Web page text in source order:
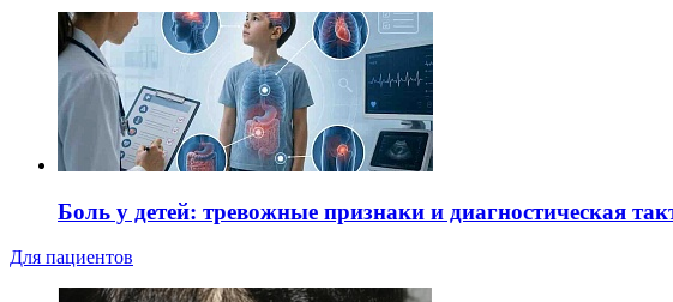
Боль у детей: тревожные признаки и диагностическая
Для пациентов